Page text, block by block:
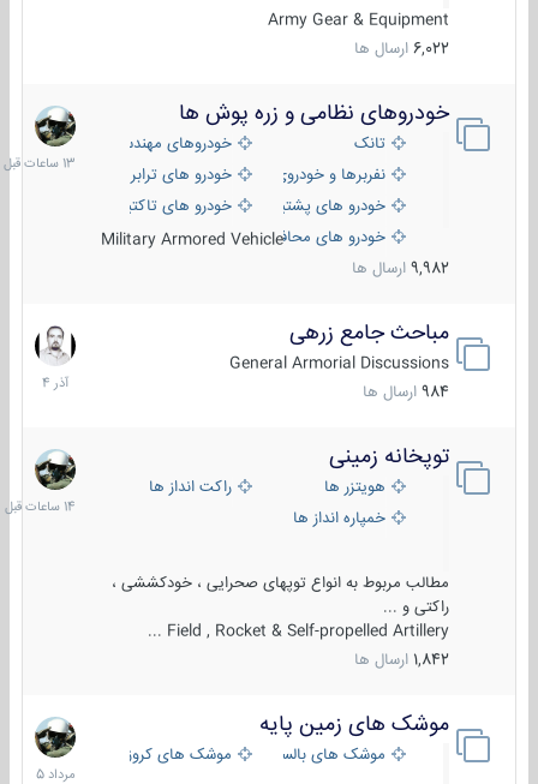
Army Gear & Equipment
6,022 ارسال ها
خودروهای نظامی و زره پوش ها
تانک
خودروهای مهندسی
نفربرها و خودروی های رزمی پیاده نظام
خودرو های ترابری نظامی
خودرو های پشتیبانی آتش ، شناسایی و ضد تانک
خودرو های تاکتیکی نظامی
خودرو های محافظت شدهMilitary Armored Vehicle
9,982 ارسال ها
13
ساعات
قبل
مباحث جامع زرهی
General Armorial Discussions
984 ارسال ها
7
آذر
1404
توپخانه زمینی
هویتزر ها
راکت انداز ها
خمپاره انداز ها
مطالب مربوط به انواع توپهای صحرایی ، خودکششی ،
راکتی و ...
Field , Rocket & Self-propelled Artillery ...
1,842 ارسال ها
14
ساعات
قبل
موشک های زمین پایه
موشک های بالستیک موشک های کروز
2
مرداد
1405